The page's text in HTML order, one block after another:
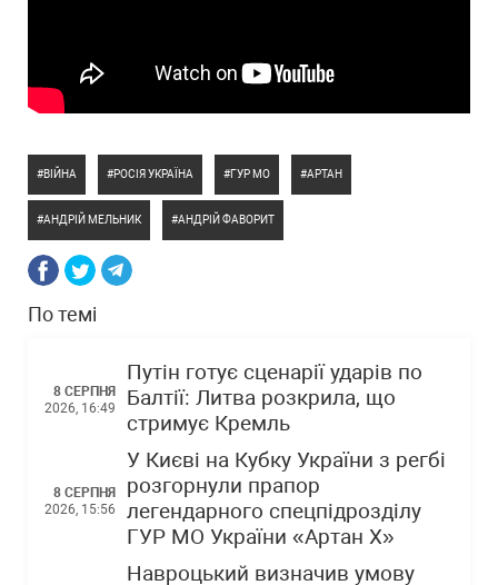
ВІЙНА РОСІЯ УКРАЇНА ГУР МО АРТАН
АНДРІЙ МЕЛЬНИК АНДРІЙ ФАВОРИТ
По темі
8 СЕРПНЯ
2026, 16:49
Путін готує сценарії ударів по
Балтії: Литва розкрила, що
стримує Кремль
8 СЕРПНЯ
2026, 15:56
У Києві на Кубку України з регбі
розгорнули прапор
легендарного спецпідрозділу
ГУР МО України «Артан Х»
Навроцький визначив умову